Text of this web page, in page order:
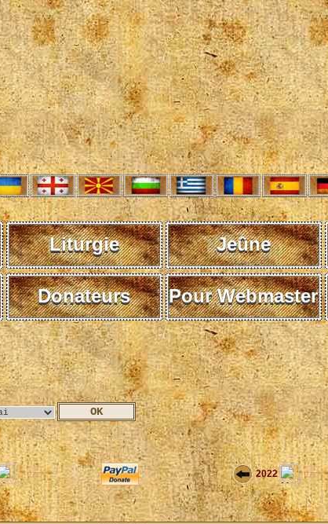
Liturgie Jeûne
Donateurs Pour Webmaster
2022